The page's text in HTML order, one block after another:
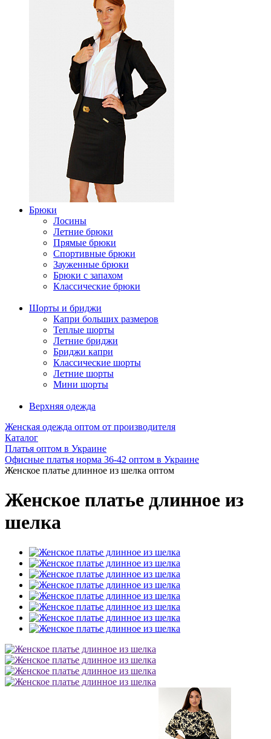
Брюки
Лосины
Летние брюки
Прямые брюки
Спортивные брюки
Зауженные брюки
Брюки с запахом
Классические брюки
Шорты и бриджи
Капри больших размеров
Теплые шорты
Летние бриджи
Бриджи капри
Классические шорты
Летние шорты
Мини шорты
Верхняя одежда
Женская одежда оптом от производителя
Каталог
Платья оптом в Украине
Офисные платья норма 36-42 оптом в Украине
Женское платье длинное из шелка оптом
Женское платье длинное из
шелка